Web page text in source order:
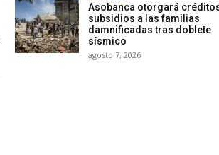
Asobanca otorgará
subsidios a las familias
damnificadas tras doblete
sísmico
agosto 7, 2026